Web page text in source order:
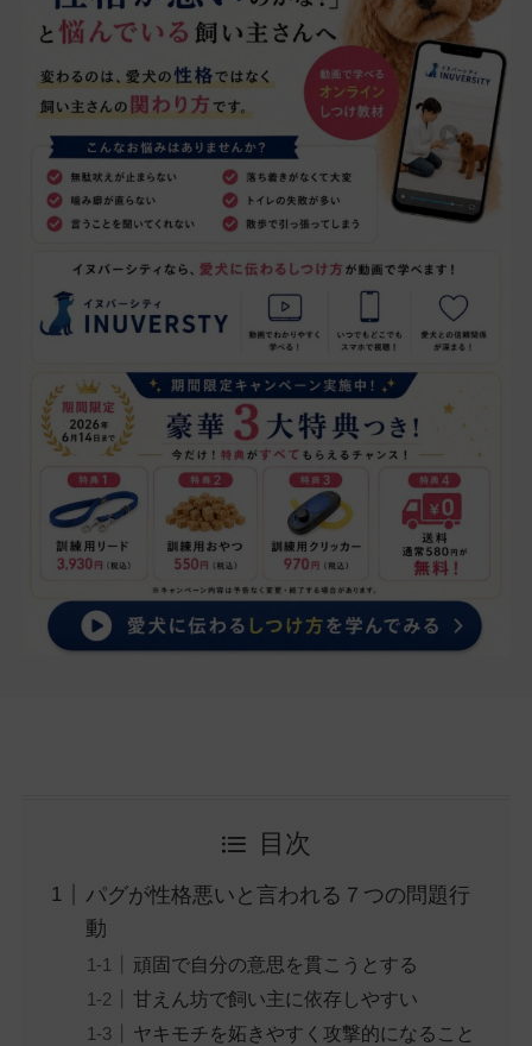
目次
パグが性格悪いと言われる７つの問題行
動
頑固で自分の意思を貫こうとする
甘えん坊で飼い主に依存しやすい
ヤキモチを妬きやすく攻撃的になること